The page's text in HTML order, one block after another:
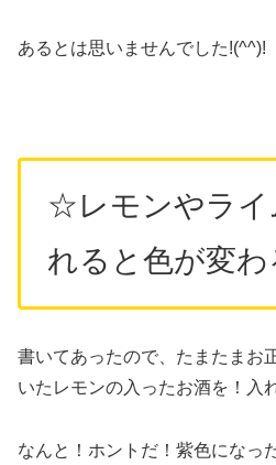
あるとは思いませんでした!(^^)!
☆レモンやライ
れると色が変わ
書いてあったので、たまたまお
いたレモンの入ったお酒を！入
なんと！ホントだ！紫色になっ